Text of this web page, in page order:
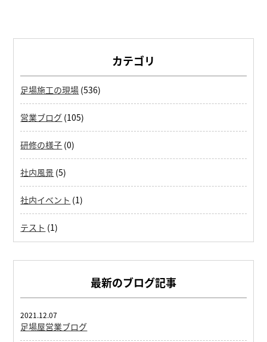
カテゴリ
足場施工の現場 (536)
営業ブログ (105)
研修の様子 (0)
社内風景 (5)
社内イベント (1)
テスト (1)
最新のブログ記事
足場屋営業ブログ
2021.12.07